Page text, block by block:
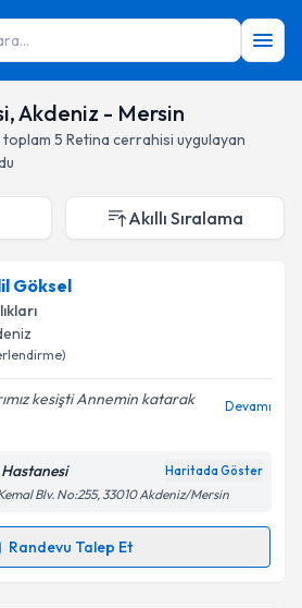
Akdeniz - Mersin
toplam 5 Retina cerrahisi uygulayan
Akıllı Sıralama
Göksel
kesişti Annemin katarak
Devamı
Haritada Göster
Blv. No:255, 33010 Akdeniz/Mersin
Randevu Talep Et
Talebi